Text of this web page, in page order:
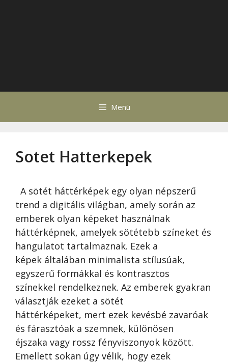
Menü
Sotet Hatterkepek
A sötét háttérképek egy olyan népszerű
trend a digitális világban, amely során az
emberek olyan képeket használnak
háttérképnek, amelyek sötétebb színeket és
hangulatot tartalmaznak. Ezek a
képek általában minimalista stílusúak,
egyszerű formákkal és kontrasztos
színekkel rendelkeznek. Az emberek gyakran
választják ezeket a sötét
háttérképeket, mert ezek kevésbé zavaróak
és fárasztóak a szemnek, különösen
éjszaka vagy rossz fényviszonyok között.
Emellett sokan úgy vélik, hogy ezek